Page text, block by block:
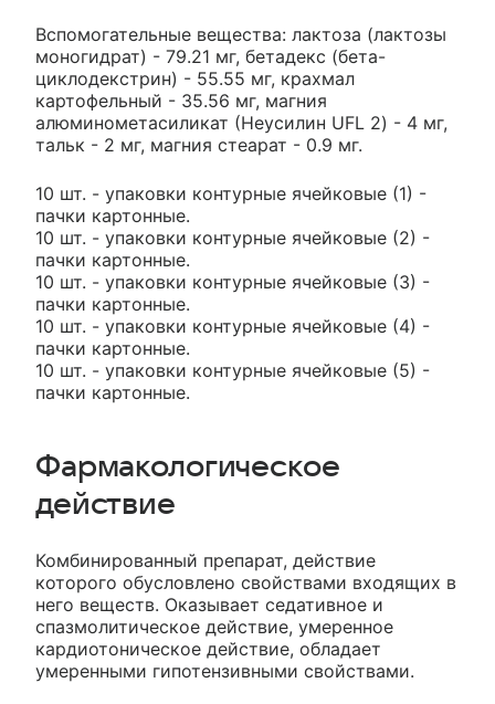
Вспомогательные вещества: лактоза (лактозы
моногидрат) - 79.21 мг, бетадекс (бета-
циклодекстрин) - 55.55 мг, крахмал
картофельный - 35.56 мг, магния
алюминометасиликат (Неусилин UFL 2) - 4 мг,
тальк - 2 мг, магния стеарат - 0.9 мг.
10 шт. - упаковки контурные ячейковые (1) -
пачки картонные.
10 шт. - упаковки контурные ячейковые (2) -
пачки картонные.
10 шт. - упаковки контурные ячейковые (3) -
пачки картонные.
10 шт. - упаковки контурные ячейковые (4) -
пачки картонные.
10 шт. - упаковки контурные ячейковые (5) -
пачки картонные.
Фармакологическое
действие
Комбинированный препарат, действие
которого обусловлено свойствами входящих в
него веществ. Оказывает седативное и
спазмолитическое действие, умеренное
кардиотоническое действие, обладает
умеренными гипотензивными свойствами.